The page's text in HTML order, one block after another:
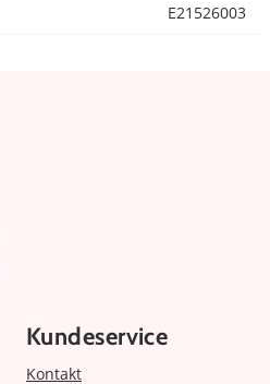
E21526003
Kundeservice
Kontakt